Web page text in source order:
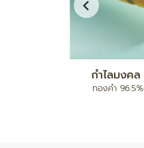
สร้อยข้อมือ เบ
ทองคำ